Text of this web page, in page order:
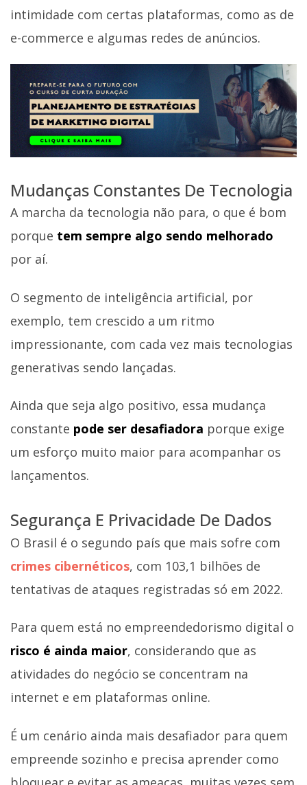
intimidade com certas plataformas, como as de
e-commerce e algumas redes de anúncios.
Mudanças Constantes De Tecnologia
A marcha da tecnologia não para, o que é bom
porque tem sempre algo sendo melhorado
por aí.
O segmento de inteligência artificial, por
exemplo, tem crescido a um ritmo
impressionante, com cada vez mais tecnologias
generativas sendo lançadas.
Ainda que seja algo positivo, essa mudança
constante pode ser desafiadora porque exige
um esforço muito maior para acompanhar os
lançamentos.
Segurança E Privacidade De Dados
O Brasil é o segundo país que mais sofre com
crimes cibernéticos, com 103,1 bilhões de
tentativas de ataques registradas só em 2022.
Para quem está no empreendedorismo digital o
risco é ainda maior, considerando que as
atividades do negócio se concentram na
internet e em plataformas online.
É um cenário ainda mais desafiador para quem
empreende sozinho e precisa aprender como